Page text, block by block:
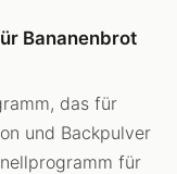
Bananenbrot
das für
und Backpulver
für